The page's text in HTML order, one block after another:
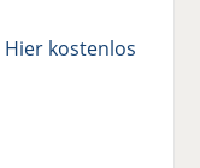
Hier kostenlos